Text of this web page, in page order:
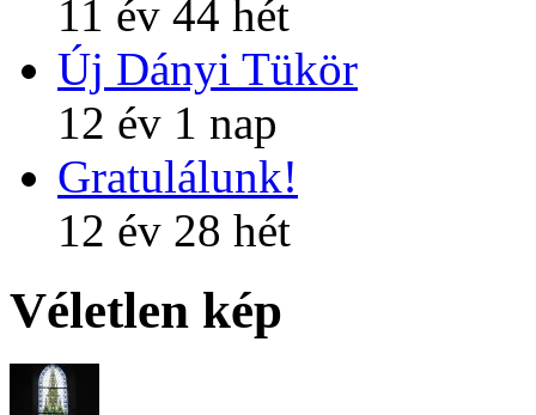
11 év 44 hét
Új Dányi Tükör
12 év 1 nap
Gratulálunk!
12 év 28 hét
Véletlen kép